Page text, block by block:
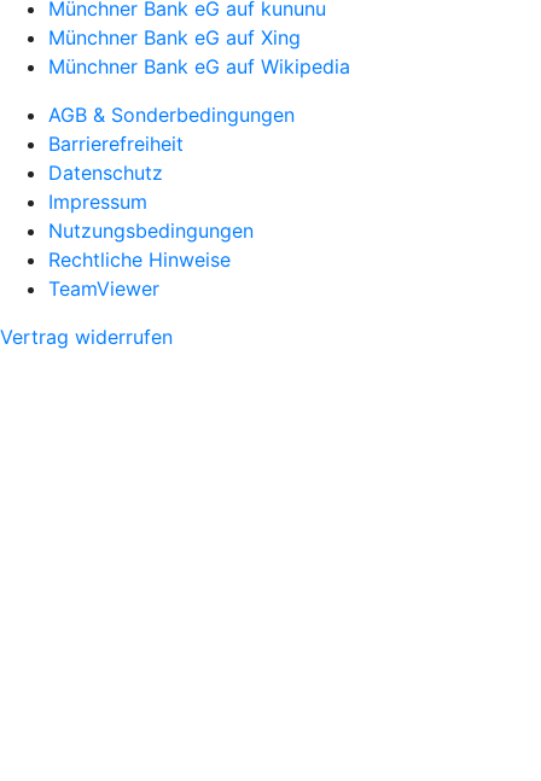
Münchner Bank eG auf kununu
Münchner Bank eG auf Xing
Münchner Bank eG auf Wikipedia
AGB & Sonderbedingungen
Barrierefreiheit
Datenschutz
Impressum
Nutzungsbedingungen
Rechtliche Hinweise
TeamViewer
Vertrag widerrufen